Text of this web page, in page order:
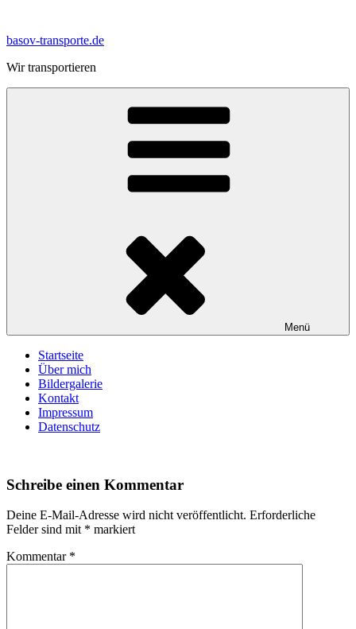
springen
basov-transporte.de
Wir transportieren
Menü
Startseite
Über mich
Bildergalerie
Kontakt
Impressum
Datenschutz
Schreibe einen Kommentar
Deine E-Mail-Adresse wird nicht veröffentlicht. Erforderliche
Felder sind mit * markiert
Kommentar *